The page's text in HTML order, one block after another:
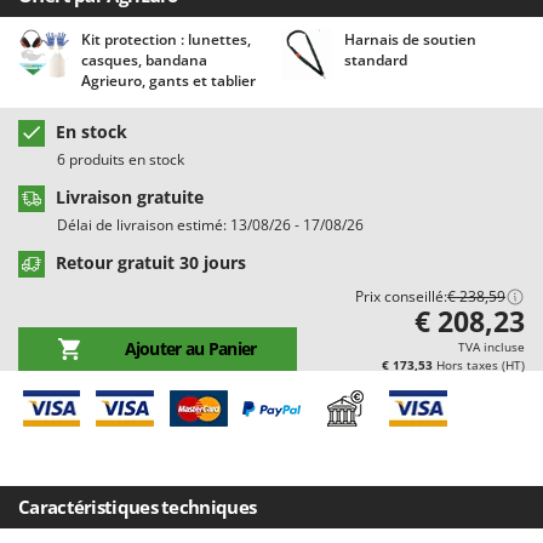
Chaudrons électriques pour polenta
Cisailles à gazon à batterie
Cisailles taille-haies manuelles
Climatiseurs
Compresseurs d'air électriques
Compresseurs pour la récolte des olives et la taille
Coupe-bordures - Trimmers
Coupe-branches
Cultivateurs Tiller à ressorts - Extirpateurs
D
Débroussailleuses
Découpeurs plasma
Déplaqueuses de gazon
Barbieri
Batavia
Benassi
Beper
Berkel
Bernardi
Bertolini Pumps
Besser Vacuum
Beta tools
Black & Decker
Blue Bird
Bomet
Kit protection : lunettes,
casques, bandana
Agrieuro, gants et tablier
Harnais de soutien
standard
En stock
6 produits en stock
Livraison gratuite
Délai de livraison estimé: 13/08/26 - 17/08/26
Retour gratuit 30 jours
Prix conseillé:€ 238,59
Ajouter au Panier
€ 208,23
TVA incluse
€ 173,53 Hors taxes (HT)
Caractéristiques techniques